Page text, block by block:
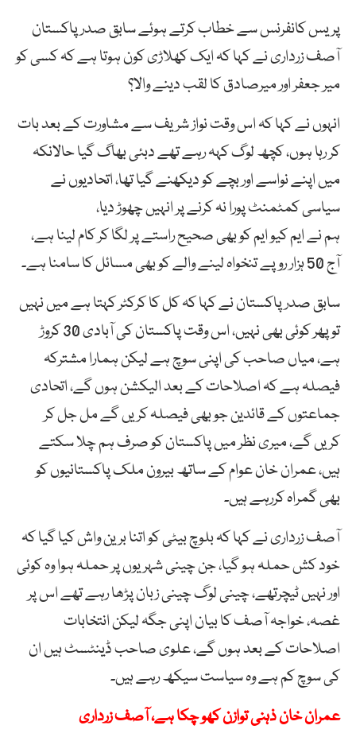
پریس کانفرنس سے خطاب کرتے ہوئے سابق صدر پاکستان
آصف زرداری نے کہا کہ ایک کھلاڑی کون ہوتا ہے کہ کسی کو
میر جعفر اور میرصادق کا لقب دینے والا؟
انہوں نے کہا کہ اس وقت نواز شریف سے مشاورت کے بعد بات
کر رہا ہوں، کچھ لوگ کہہ رہے تھے دبئی بھاگ گیا حالانکہ
میں اپنے نواسے اور بچے کو دیکھنے گیا تھا، اتحادیوں نے
سیاسی کمٹمنٹ پورا نہ کرنے پر انہیں چھوڑ دیا،
ہم نے ایم کیو ایم کو بھی صحیح راستے پر لگا کر کام لینا ہے،
آج 50 ہزار روپے تنخواہ لینے والے کو بھی مسائل کا سامنا ہے۔
سابق صدر پاکستان نے کہا کہ کل کا کرکٹر کہتا ہے میں نہیں
تو پھر کوئی بھی نہیں، اس وقت پاکستان کی آبادی 30 کروڑ
ہے، میاں صاحب کی اپنی سوچ ہے لیکن ہمارا مشترکہ
فیصلہ ہے کہ اصلاحات کے بعد الیکشن ہوں گے، اتحادی
جماعتوں کے قائدین جو بھی فیصلہ کریں گے مل جل کر
کریں گے، میری نظر میں پاکستان کو صرف ہم چلا سکتے
ہیں، عمران خان عوام کے ساتھ بیرون ملک پاکستانیوں کو
بھی گمراہ کررہے ہیں۔
آصف زرداری نے کہا کہ بلوچ بیٹی کو اتنا برین واش کیا گیا کہ
خود کش حملہ ہو گیا، جن چینی شہریوں پر حملہ ہوا وہ کوئی
اور نہیں ٹیچرتھے، چینی لوگ چینی زبان پڑھا رہے تھے اس پر
غصہ، خواجہ آصف کا بیان اپنی جگہ لیکن انتخابات
اصلاحات کے بعد ہوں گے، علوی صاحب ڈینٹسٹ ہیں ان
کی سوچ کم ہے وہ سیاست سیکھ رہے ہیں۔
عمران خان ذہنی توازن کھو چکا ہے، آصف زرداری